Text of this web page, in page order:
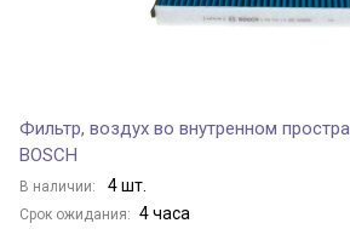
Фильтр, воздух во внутренном
BOSCH
В наличии: 4 шт.
Срок ожидания: 4 часа